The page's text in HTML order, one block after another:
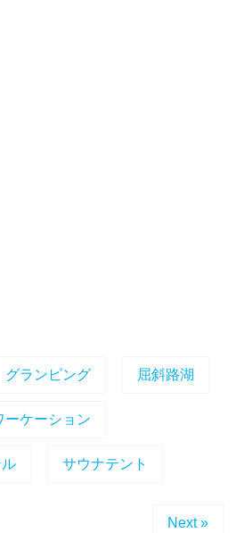
グランピング 屈斜路湖
ーケーション
サウナテント
Next »